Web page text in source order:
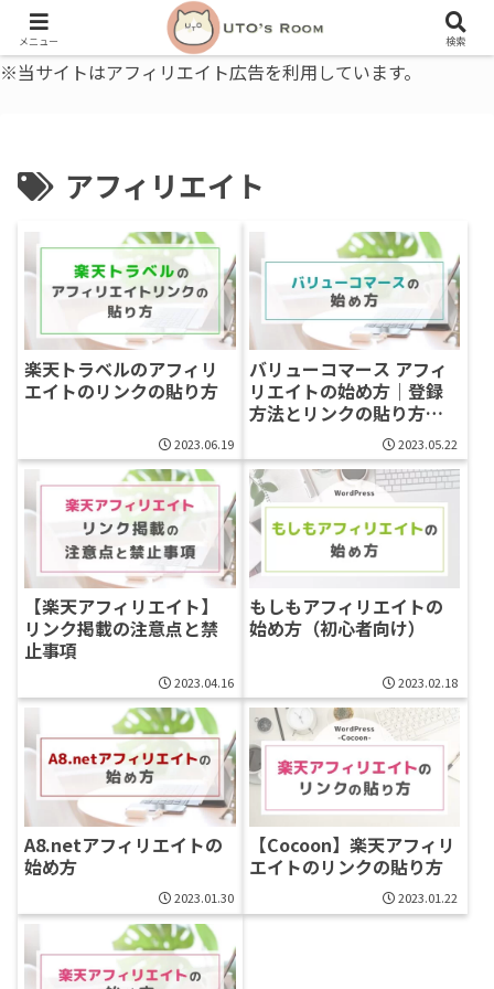
うとの部屋｜毎日に、ちょっと役立つ色と暮らし、健康のこと。
※当サイトはアフィリエイト広告を利用しています。
アフィリエイト
楽天トラベルのアフィリ
エイトのリンクの貼り方
2023.06.19
バリューコマース アフィ
リエイトの始め方｜登録
方法とリンクの貼り方を
2023.05.22
【楽天アフィリエイト】
リンク掲載の注意点と禁
止事項
2023.04.16
もしもアフィリエイトの
始め方（初心者向け）
2023.02.18
A8.netアフィリエイトの
始め方
2023.01.30
【Cocoon】楽天アフィリ
エイトのリンクの貼り方
2023.01.22
メニュー 検索